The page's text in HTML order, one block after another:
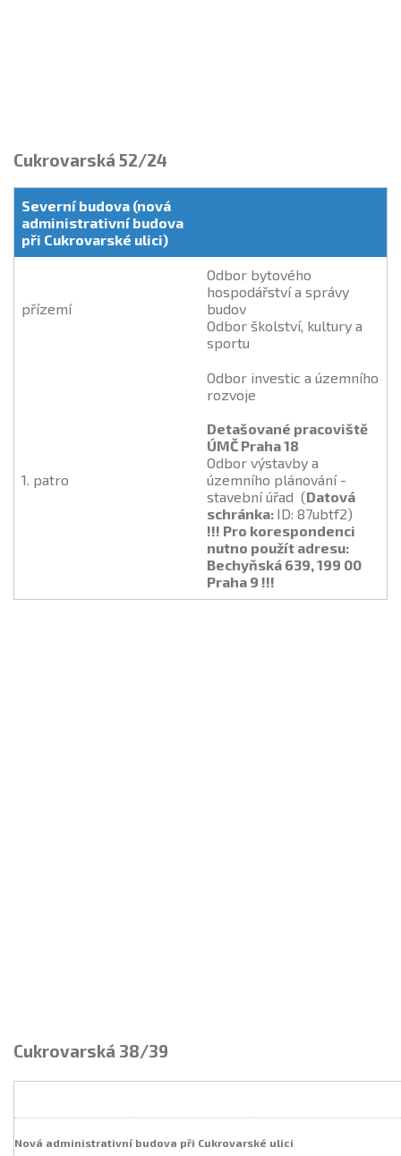
Cukrovarská 52/24
Severní budova (nová
administrativní budova
při Cukrovarské ulici)
přízemí
Odbor bytového
hospodářství a správy
budov
Odbor školství, kultury a
sportu
1. patro
Odbor investic a územního
rozvoje
Detašované pracoviště
ÚMČ Praha 18
Odbor výstavby a
územního plánování -
stavební úřad (Datová
schránka: ID: 87ubtf2)
!!! Pro korespondenci
nutno použít adresu:
Bechyňská 639, 199 00
Praha 9 !!!
Cukrovarská 38/39